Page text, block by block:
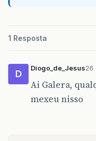
1 Resposta
D
Diogo_de_Jesus26
Ai Galera,
mexeu nisso